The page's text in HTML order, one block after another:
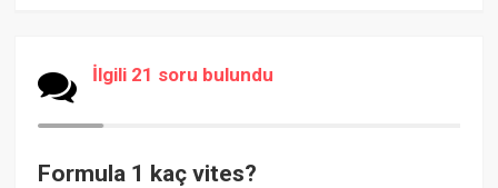
İlgili 21 soru bulundu
Formula 1 kaç vites?